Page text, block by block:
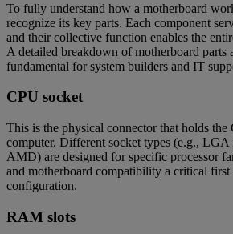
To fully understand how a motherboard
recognize its key parts. Each component
and their collective function enables the
A detailed breakdown of motherboard parts
fundamental for system builders and IT
CPU socket
This is the physical connector that holds
computer. Different socket types (e.g.,
AMD) are designed for specific processor
and motherboard compatibility a critical first
configuration.
RAM slots